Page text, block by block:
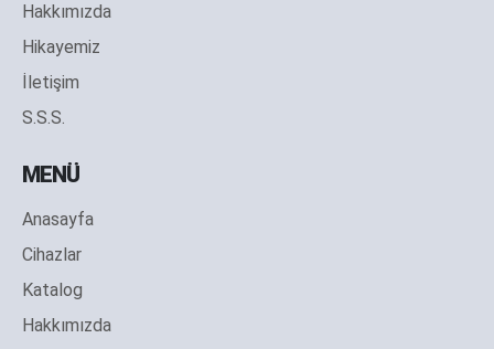
Hakkımızda
Hikayemiz
İletişim
S.S.S.
MENÜ
Anasayfa
Cihazlar
Katalog
Hakkımızda